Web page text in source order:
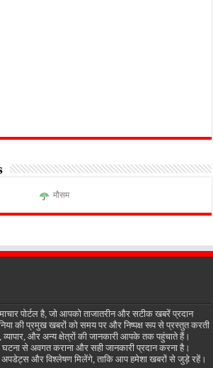
मौसम
पोर्टल है, जो आपको ताजातरीन और सटीक खबरें प्रदान
की प्रमुख खबरों को समय पर और निष्पक्ष रूप से प्रस्तुत करती
और अन्य क्षेत्रों की जानकारी आपके तक पहुंचाते हैं।
घटना से अवगत कराना और सही जानकारी प्रदान करना है।
और विश्लेषण मिलेंगे, ताकि आप हमेशा खबरों से जुड़े रहें।